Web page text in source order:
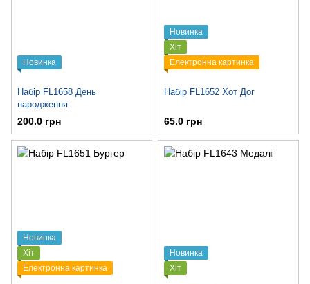
Новинка
Набір FL1658 День
народження
200.0 грн
Новинка
Хіт
Електронна картинка
Набір FL1652 Хот Дог
65.0 грн
Новинка
Хіт
Електронна картинка
Новинка
Хіт